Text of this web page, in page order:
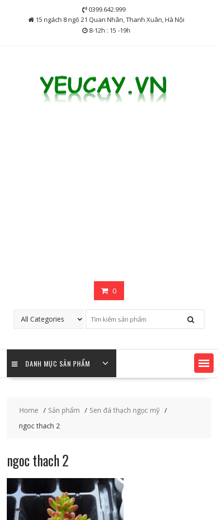
0399.642.999
15 ngách 8 ngõ 21 Quan Nhân, Thanh Xuân, Hà Nội
8-12h : 15 -19h
0
DANH MỤC SẢN PHẨM
Home Sản phẩm
Sen đá thạch ngọc mỹ
ngoc thach 2
ngoc thach 2